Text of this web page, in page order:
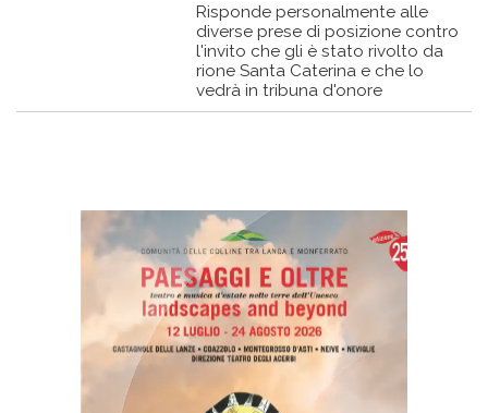
Risponde personalmente alle
diverse prese di posizione contro
l'invito che gli è stato rivolto da
rione Santa Caterina e che lo
vedrà in tribuna d'onore